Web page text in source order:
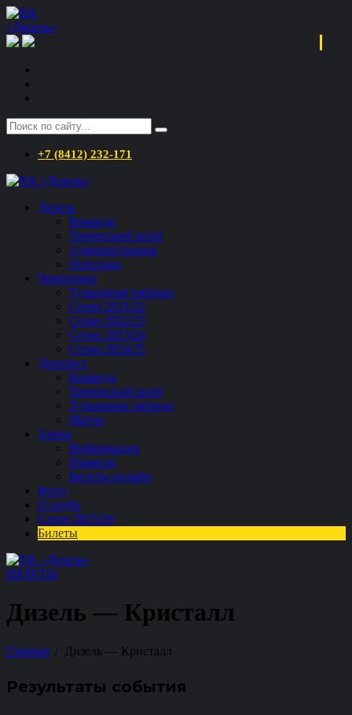
+7 (8412) 232-171
Дизель
Команда
Тренерский штаб
Администрация
Персонал
Чемпионат
Турнирная таблица
Сезон 2021/22
Сезон 2022/23
Сезон 2023/24
Сезон 2024/25
Дизелист
Команда
Тренерский штаб
Турнирная таблица
Матчи
Арена
Информация
Правила
Билеты онлайн
Фото
О клубе
Сезон 2025/26
Билеты
БИЛЕТЫ
Дизель — Кристалл
Главная Дизель — Кристалл
Результаты события